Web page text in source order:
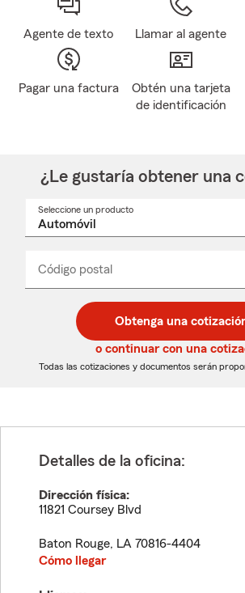
Agente de texto Llamar al agente
Pagar una factura
Obtén una tarjeta
de identificación
¿Le gustaría obtener una
Seleccione un producto
desplegable
Código postal
de
5
dígitos
de
5
dígitos
_____
Obtenga una
o continuar con una
Todas las cotizaciones y documentos serán
Detalles de la oficina:
Dirección física:
11821 Coursey Blvd
Baton Rouge, LA 70816-4404
Cómo llegar